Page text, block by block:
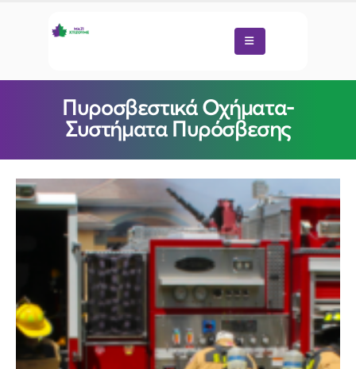
Πυροσβεστικά Οχήματα-
Συστήματα Πυρόσβεσης